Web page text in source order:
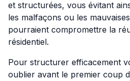
et structurées, vous évitant
les malfaçons ou les
pourraient compromettre la
résidentiel.
Pour structurer efficacement
oublier avant le premier coup